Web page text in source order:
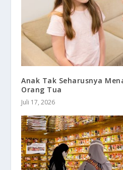
Anak Tak Seharusnya
Orang Tua
Juli 17, 2026